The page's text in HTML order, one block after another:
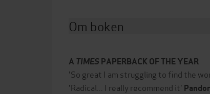
Om boken
A TIMES PAPERBACK OF THE YEAR
'So great I am struggling to find the
'Radical... I really recommend it'